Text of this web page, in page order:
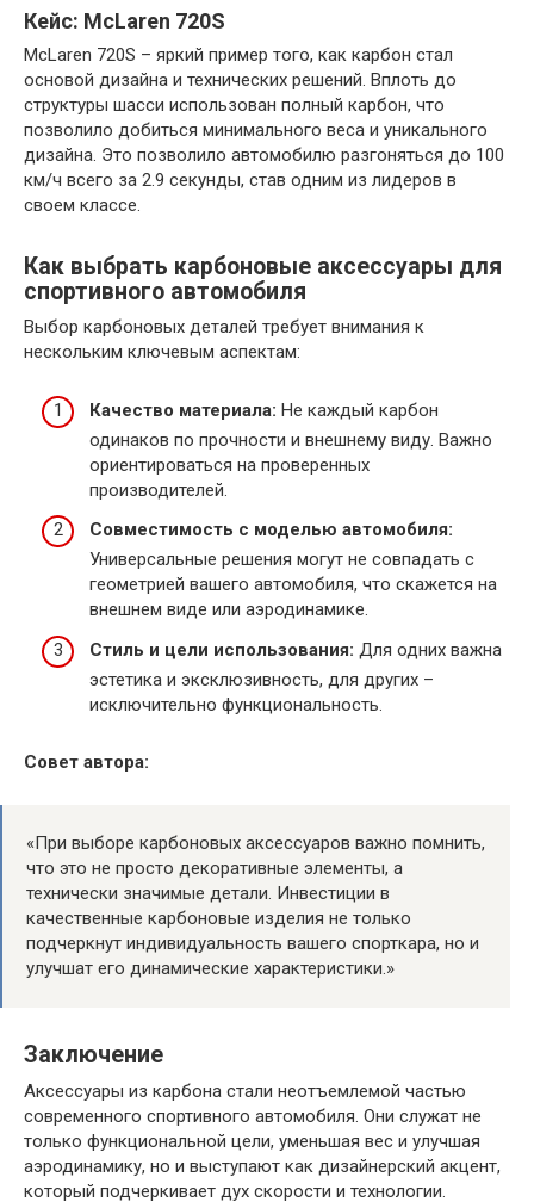
Кейс: McLaren 720S
McLaren 720S – яркий пример того, как карбон стал
основой дизайна и технических решений. Вплоть до
структуры шасси использован полный карбон, что
позволило добиться минимального веса и уникального
дизайна. Это позволило автомобилю разгоняться до 100
км/ч всего за 2.9 секунды, став одним из лидеров в
своем классе.
Как выбрать карбоновые аксессуары для
спортивного автомобиля
Выбор карбоновых деталей требует внимания к
нескольким ключевым аспектам:
Качество материала: Не каждый карбон
одинаков по прочности и внешнему виду. Важно
ориентироваться на проверенных
производителей.
Совместимость с моделью автомобиля:
Универсальные решения могут не совпадать с
геометрией вашего автомобиля, что скажется на
внешнем виде или аэродинамике.
Стиль и цели использования: Для одних важна
эстетика и эксклюзивность, для других –
исключительно функциональность.
Совет автора:
«При выборе карбоновых аксессуаров важно помнить,
что это не просто декоративные элементы, а
технически значимые детали. Инвестиции в
качественные карбоновые изделия не только
подчеркнут индивидуальность вашего спорткара, но и
улучшат его динамические характеристики.»
Заключение
Аксессуары из карбона стали неотъемлемой частью
современного спортивного автомобиля. Они служат не
только функциональной цели, уменьшая вес и улучшая
аэродинамику, но и выступают как дизайнерский акцент,
который подчеркивает дух скорости и технологии.